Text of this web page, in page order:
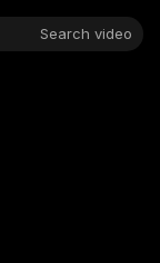
Search video